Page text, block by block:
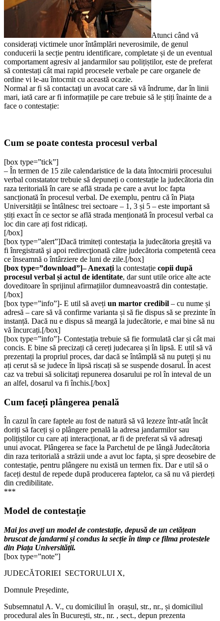
Atunci când vă
considerați victimele unor întâmplări neverosimile, de genul
conducerii la secție pentru identificare, completate și de un eventual
comportament agresiv al jandarmilor sau polițiștilor, este de preferat
să contestați cât mai rapid procesele verbale pe care organele de
ordine vi le-au întocmit cu această ocazie.
Normal ar fi să contactați un avocat care să vă îndrume, dar în linii
mari, iată care ar fi informațiile pe care trebuie să le știți înainte de a
face o contestație:
Cum se poate contesta procesul verbal
[box type=”tick”]
– În termen de 15 zile calendaristice de la data întocmirii procesului
verbal constatator trebuie să depuneți o contestație la judecătoria din
raza teritorială în care se află strada pe care a avut loc fapta
sancționată în procesul verbal. De exemplu, pentru că în Piața
Universității se întâlnesc trei sectoare – 1, 3 și 5 – este important să
știți exact în ce sector se află strada menționată în procesul verbal ca
loc din care ați fost ridicați.
[/box]
[box type=”alert”]Dacă trimiteți contestația la judecătoria greșită va
fi înregistrată şi apoi redirecţionată către judecătoria competentă ceea
ce înseamnă o întârziere de luni de zile.[/box]
[box type=”download”]– Anexați la contestație copii după
procesul verbal și actul de identitate, dar sunt utile orice alte acte
doveditoare în sprijinul afirmațiilor dumneavoastră din contestație.
[/box]
[box type=”info”]- E util să aveți un martor credibil – cu nume și
adresă – care să vă confirme varianta și să fie dispus să se prezinte în
instanță. Dacă nu e dispus să meargă la judecătorie, e mai bine să nu
vă încurcați.[/box]
[box type=”info”]- Contestația trebuie să fie formulată clar și cât mai
concis. E bine să precizați că cereți judecarea și în lipsă. E util să vă
prezentați la propriul proces, dar dacă se întâmplă să nu puteți și nu
ați cerut să se judece în lipsă riscați să se suspende dosarul. În acest
caz va trebui să solicitaţi repunerea dosarului pe rol în inteval de un
an alfel, dosarul va fi închis.[/box]
Cum faceți plângerea penală
În cazul în care faptele au fost de natură să vă lezeze într-atât încât
doriți să faceți și o plângere penală la adresa jandarmilor sau
polițiștilor cu care ați interacționat, ar fi de preferat să vă adresaţi
unui avocat. Plângerea se face la Parchetul de pe lângă Judecătoria
din raza teritorială a străzii unde a avut loc fapta, și spre deosebire de
contestație, pentru plângere nu există un termen fix. Dar e util să o
faceți destul de repede după producerea faptelor, ca să nu vă pierdeți
din credibilitate.
***
Model de contestație
Mai jos aveți un model de contestație, depusă de un cetățean
bruscat de jandarmi și condus la secție în timp ce filma protestele
din Piața Universității.
[box type=”note”]
JUDECĂTORIEI SECTORULUI X,
Domnule Președinte,
Subsemnatul A. V., cu domiciliul în orașul, str., nr., și domiciliul
procedural ales în București, str., nr. , sect., depun prezenta